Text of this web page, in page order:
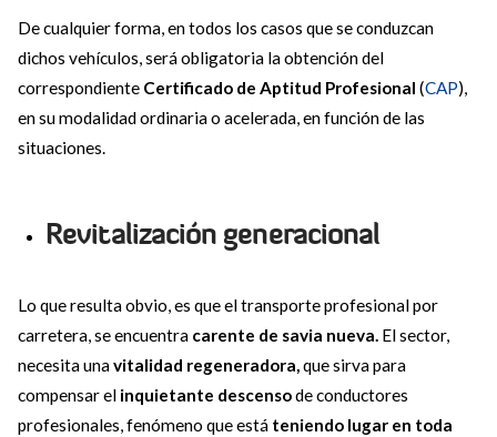
De cualquier forma, en todos los casos que se conduzcan
dichos vehículos, será obligatoria la obtención del
correspondiente Certificado de Aptitud Profesional (CAP),
en su modalidad ordinaria o acelerada, en función de las
situaciones.
Revitalización generacional
Lo que resulta obvio, es que el transporte profesional por
carretera, se encuentracarente de savia nueva. El sector,
necesita unavitalidad regeneradora,que sirva para
compensar el inquietante descensode conductores
profesionales, fenómeno que está teniendo lugar en toda